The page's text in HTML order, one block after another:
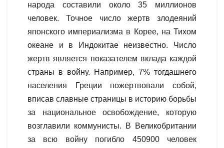
народа составили около 35 миллионов
человек. Точное число жертв злодеяний
японского империализма в Корее, на Тихом
океане и в Индокитае неизвестно. Число
жертв является показателем вклада каждой
страны в войну. Например, 7% тогдашнего
населения Греции пожертвовали собой,
вписав славные страницы в историю борьбы
за национальное освобождение, которую
возглавили коммунисты. В Великобритании
за всю войну погибло 450900 человек